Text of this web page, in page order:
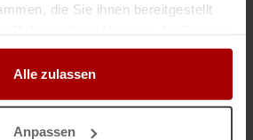
die Sie ihnen bereitgestellt
Alle zulassen
Anpassen
Unternehmen für Wärmepumpen,
Stuttgart 03.08.2026